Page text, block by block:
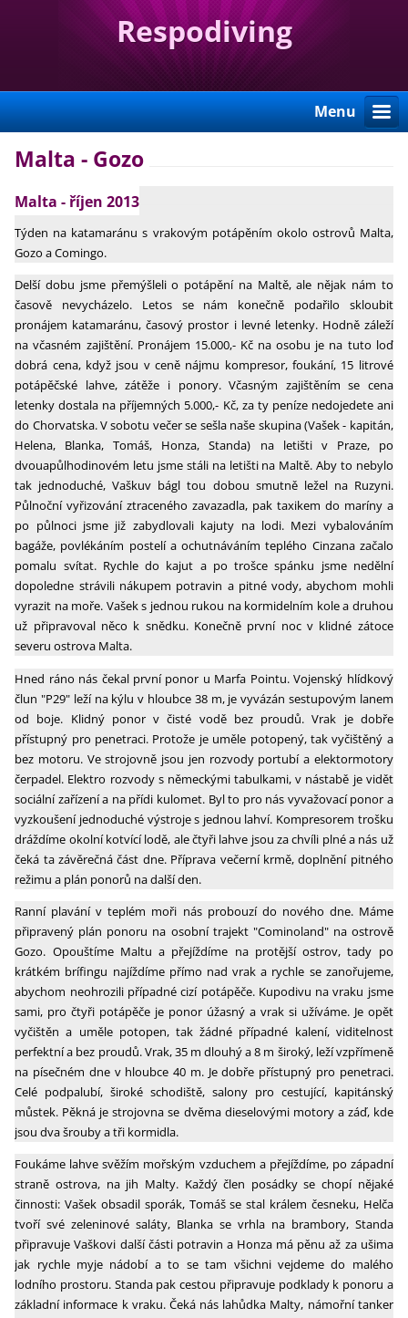
Respodiving
Menu
Malta - Gozo
Malta - říjen 2013
Týden na katamaránu s vrakovým potápěním okolo ostrovů Malta,
Gozo a Comingo.
Delší dobu jsme přemýšleli o potápění na Maltě, ale nějak nám to
časově nevycházelo. Letos se nám konečně podařilo skloubit
pronájem katamaránu, časový prostor i levné letenky. Hodně záleží
na včasném zajištění. Pronájem 15.000,- Kč na osobu je na tuto loď
dobrá cena, když jsou v ceně nájmu kompresor, foukání, 15 litrové
potápěčské lahve, zátěže i ponory. Včasným zajištěním se cena
letenky dostala na příjemných 5.000,- Kč, za ty peníze nedojedete ani
do Chorvatska. V sobotu večer se sešla naše skupina (Vašek - kapitán,
Helena, Blanka, Tomáš, Honza, Standa) na letišti v Praze, po
dvouapůlhodinovém letu jsme stáli na letišti na Maltě. Aby to nebylo
tak jednoduché, Vaškuv bágl tou dobou smutně ležel na Ruzyni.
Půlnoční vyřizování ztraceného zavazadla, pak taxikem do maríny a
po půlnoci jsme již zabydlovali kajuty na lodi. Mezi vybalováním
bagáže, povlékáním postelí a ochutnáváním teplého Cinzana začalo
pomalu svítat. Rychle do kajut a po trošce spánku jsme nedělní
dopoledne strávili nákupem potravin a pitné vody, abychom mohli
vyrazit na moře. Vašek s jednou rukou na kormidelním kole a druhou
už připravoval něco k snědku. Konečně první noc v klidné zátoce
severu ostrova Malta.
Hned ráno nás čekal první ponor u Marfa Pointu. Vojenský hlídkový
člun "P29" leží na kýlu v hloubce 38 m, je vyvázán sestupovým lanem
od boje. Klidný ponor v čisté vodě bez proudů. Vrak je dobře
přístupný pro penetraci. Protože je uměle potopený, tak vyčištěný a
bez motoru. Ve strojovně jsou jen rozvody portubí a elektormotory
čerpadel. Elektro rozvody s německými tabulkami, v nástabě je vidět
sociální zařízení a na přídi kulomet. Byl to pro nás vyvažovací ponor a
vyzkoušení jednoduché výstroje s jednou lahví. Kompresorem trošku
dráždíme okolní kotvící lodě, ale čtyři lahve jsou za chvíli plné a nás už
čeká ta závěrečná část dne. Příprava večerní krmě, doplnění pitného
režimu a plán ponorů na další den.
Ranní plavání v teplém moři nás probouzí do nového dne. Máme
připravený plán ponoru na osobní trajekt "Cominoland" na ostrově
Gozo. Opouštíme Maltu a přejíždíme na protější ostrov, tady po
krátkém brífingu najíždíme přímo nad vrak a rychle se zanořujeme,
abychom neohrozili případné cizí potápěče. Kupodivu na vraku jsme
sami, pro čtyři potápěče je ponor úžasný a vrak si užíváme. Je opět
vyčištěn a uměle potopen, tak žádné případné kalení, viditelnost
perfektní a bez proudů. Vrak, 35 m dlouhý a 8 m široký, leží vzpřímeně
na písečném dne v hloubce 40 m. Je dobře přístupný pro penetraci.
Celé podpalubí, široké schodiště, salony pro cestující, kapitánský
můstek. Pěkná je strojovna se dvěma dieselovými motory a záď, kde
jsou dva šrouby a tři kormidla.
Foukáme lahve svěžím mořským vzduchem a přejíždíme, po západní
straně ostrova, na jih Malty. Každý člen posádky se chopí nějaké
činnosti: Vašek obsadil sporák, Tomáš se stal králem česneku, Helča
tvoří své zeleninové saláty, Blanka se vrhla na brambory, Standa
připravuje Vaškovi další části potravin a Honza má pěnu až za ušima
jak rychle myje nádobí a to se tam všichni vejdeme do malého
lodního prostoru. Standa pak cestou připravuje podklady k ponoru a
základní informace k vraku. Čeká nás lahůdka Malty, námořní tanker